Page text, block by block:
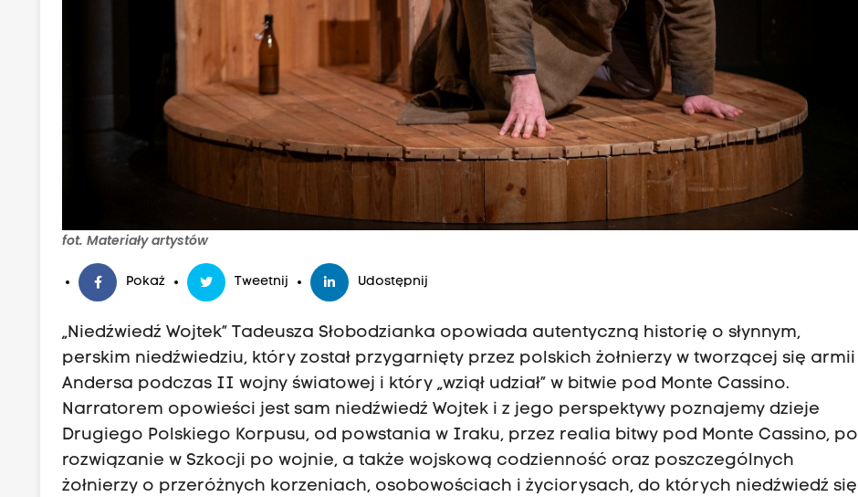
fot. Materiały artystów
Pokaż Tweetnij Udostępnij
„Niedźwiedź Wojtek” Tadeusza Słobodzianka opowiada autentyczną historię o słynnym,
perskim niedźwiedziu, który został przygarnięty przez polskich żołnierzy w tworzącej się armii
Andersa podczas II wojny światowej i który „wziął udział” w bitwie pod Monte Cassino.
Narratorem opowieści jest sam niedźwiedź Wojtek i z jego perspektywy poznajemy dzieje
Drugiego Polskiego Korpusu, od powstania w Iraku, przez realia bitwy pod Monte Cassino, po
rozwiązanie w Szkocji po wojnie, a także wojskową codzienność oraz poszczególnych
żołnierzy o przeróżnych korzeniach, osobowościach i życiorysach, do których niedźwiedź się